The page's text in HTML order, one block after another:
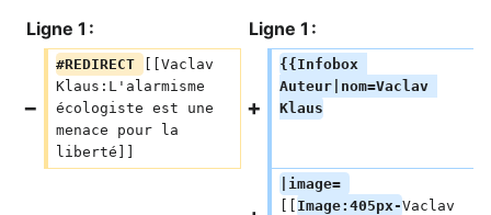
Ligne 1 :
Ligne 1 :
#REDIRECT
[[Vaclav
Klaus:L'alarmisme
écologiste est une
menace pour la
liberté]]
{{Infobox
Auteur|nom=Vaclav
Klaus
|image=
Image:405px-Vaclav